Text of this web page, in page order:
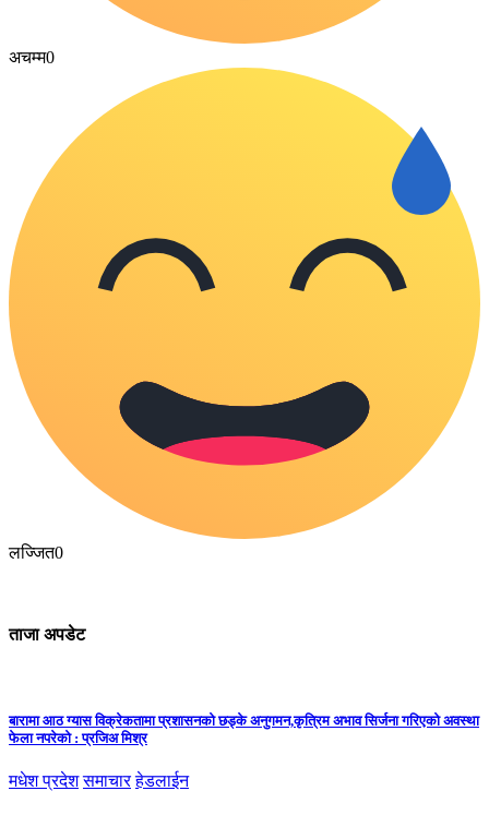
अचम्म0
लज्जित0
ताजा अपडेट
बारामा आठ ग्यास विक्रेकतामा प्रशासनको छड्के अनुगमन,कृत्रिम अभाव सिर्जना गरिएको अवस्था
फेला नपरेको : प्रजिअ मिश्र
मधेश प्रदेश समाचार हेडलाईन